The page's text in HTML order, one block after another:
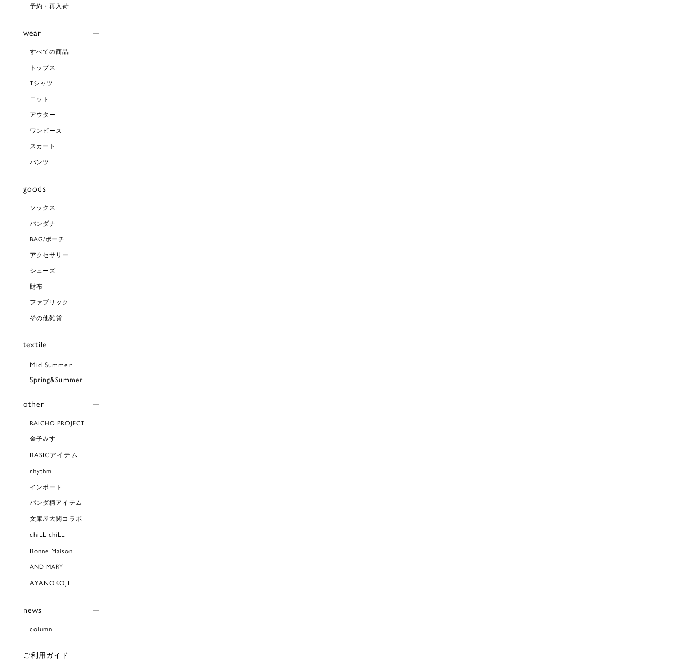
予約・再入荷
wear
すべての商品
トップス
Tシャツ
ニット
アウター
ワンピース
スカート
パンツ
goods
ソックス
バンダナ
BAG/ポーチ
アクセサリー
シューズ
財布
ファブリック
その他雑貨
textile
Mid Summer
Spring&Summer
other
RAICHO PROJECT
金子みすゞ
BASICアイテム
rhythm
インポート
パンダ柄アイテム
文庫屋大関コラボ
chiLL chiLL
Bonne Maison
AND MARY
AYANOKOJI
news
column
ご利用ガイド